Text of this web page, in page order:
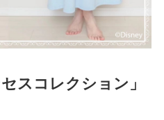
スコレクション」